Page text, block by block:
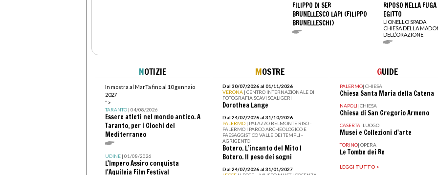
FILIPPO DI SER
BRUNELLESCO LAPI (FILIPPO
BRUNELLESCHI)
RIPOSO NELLA
EGITTO
LIONELLO SPADA
CHIESA DELLA
DELL’ORAZIONE
NOTIZIE
In mostra al MarTa fino al 10 gennaio
2027
">
TARANTO| 04/08/2026
Essere atleti nel mondo antico. A
Taranto, per i Giochi del
Mediterraneo
UDINE| 01/08/2026
L'Impero Assiro conquista
l'Aquileia Film Festival
MOSTRE
Dal 30/07/2026 al 01/11/2026
VERONA | CENTRO INTERNAZIONALE DI
FOTOGRAFIA SCAVI SCALIGERI
Dorothea Lange
Dal 24/07/2026 al 31/10/2026
PALERMO | PALAZZO BELMONTE RISO -
PALERMO I PARCO ARCHEOLOGICO E
PAESAGGISTICO VALLE DEI TEMPLI -
AGRIGENTO
Botero. L’incanto del Mito I
Botero. Il peso dei sogni
Dal 24/07/2026 al 31/01/2027
GUIDE
PALERMO| CHIESA
Chiesa Santa Maria della Catena
NAPOLI| CHIESA
Chiesa di San Gregorio Armeno
CASERTA| LUOGO
Musei e Collezioni d'arte
TORINO| OPERA
Le Tombe dei Re
LEGGI TUTTO >